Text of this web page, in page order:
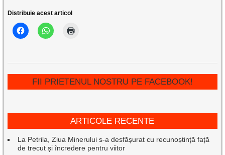
Distribuie acest articol
FII PRIETENUL NOSTRU PE FACEBOOK!
ARTICOLE RECENTE
La Petrila, Ziua Minerului s-a desfășurat cu recunoștință față
de trecut și încredere pentru viitor